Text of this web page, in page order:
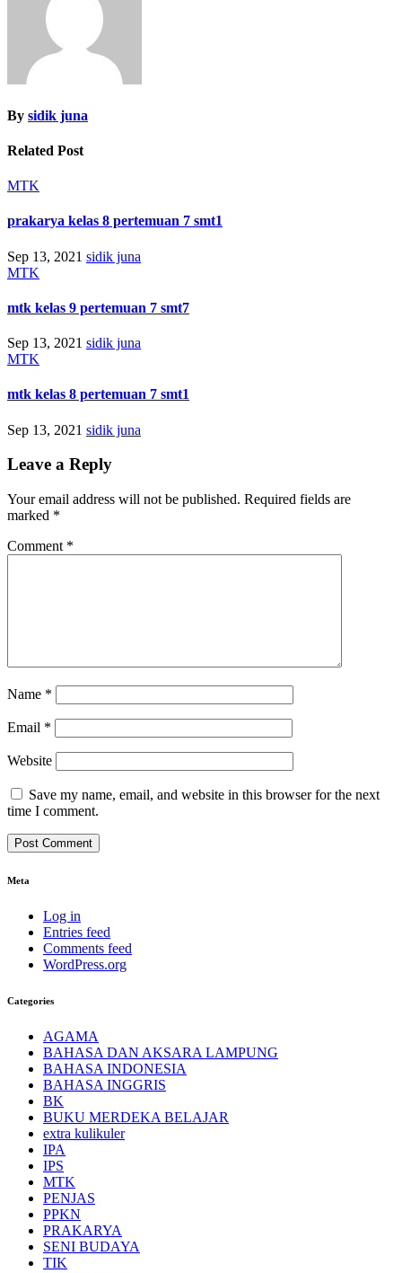
By sidik juna
Related Post
MTK
prakarya kelas 8 pertemuan 7 smt1
Sep 13, 2021 sidik juna
MTK
mtk kelas 9 pertemuan 7 smt7
Sep 13, 2021 sidik juna
MTK
mtk kelas 8 pertemuan 7 smt1
Sep 13, 2021 sidik juna
Leave a Reply
Your email address will not be published. Required fields are
marked *
Comment *
Name *
Email *
Website
Save my name, email, and website in this browser for the next
time I comment.
Meta
Log in
Entries feed
Comments feed
WordPress.org
Categories
AGAMA
BAHASA DAN AKSARA LAMPUNG
BAHASA INDONESIA
BAHASA INGGRIS
BK
BUKU MERDEKA BELAJAR
extra kulikuler
IPA
IPS
MTK
PENJAS
PPKN
PRAKARYA
SENI BUDAYA
TIK